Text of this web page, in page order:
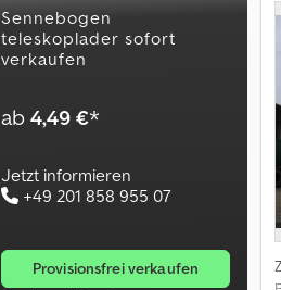
sennebogen
teleskoplader sofort
verkaufen
ab4,49 €*
Jetzt informieren
+49 201 858 955 07
provisionsfrei verkaufen